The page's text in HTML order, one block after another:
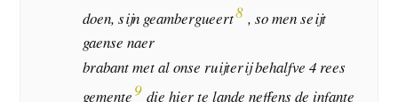
doen, sijn geambergueert8 , so men seijt
gaense naer
brabant met al onse ruijterij behalfve 4 rees
gemente9 die hier te lande neffens de infante